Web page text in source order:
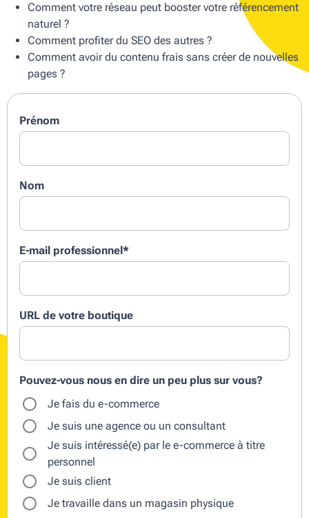
Comment votre réseau peut booster votre référencement
naturel ?
Comment profiter du SEO des autres ?
Comment avoir du contenu frais sans créer de nouvelles
pages ?
Prénom
Nom
E-mail professionnel *
URL de votre boutique
Pouvez-vous nous en dire un peu plus sur vous?
Je fais du e-commerce
Je suis une agence ou un consultant
Je suis intéressé(e) par le e-commerce à titre
personnel
Je suis client
Je travaille dans un magasin physique